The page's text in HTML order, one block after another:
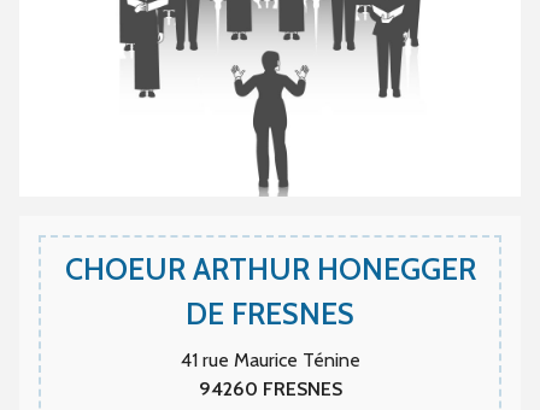
CHOEUR ARTHUR HONEGGER
DE FRESNES
41 rue Maurice Ténine
94260 FRESNES